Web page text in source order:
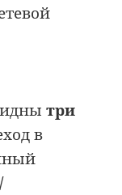
три
в